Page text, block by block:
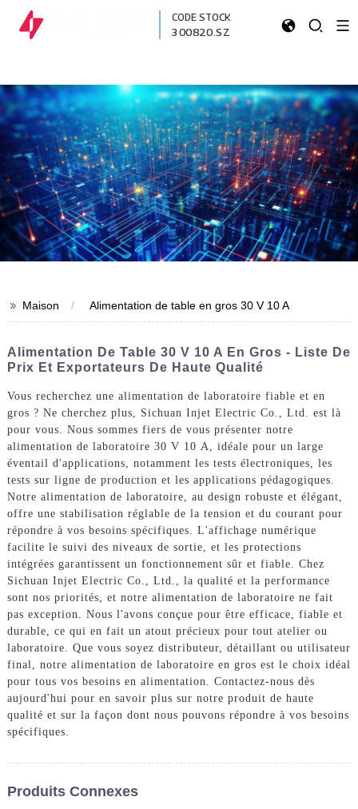
CODE STOCK
300820.SZ
>> Maison Alimentation de table en gros 30 V 10 A
Alimentation De Table 30 V 10 A En Gros - Liste De
Prix Et Exportateurs De Haute Qualité
Vous recherchez une alimentation de laboratoire fiable et en
gros ? Ne cherchez plus, Sichuan Injet Electric Co., Ltd. est là
pour vous. Nous sommes fiers de vous présenter notre
alimentation de laboratoire 30 V 10 A, idéale pour un large
éventail d'applications, notamment les tests électroniques, les
tests sur ligne de production et les applications pédagogiques.
Notre alimentation de laboratoire, au design robuste et élégant,
offre une stabilisation réglable de la tension et du courant pour
répondre à vos besoins spécifiques. L'affichage numérique
facilite le suivi des niveaux de sortie, et les protections
intégrées garantissent un fonctionnement sûr et fiable. Chez
Sichuan Injet Electric Co., Ltd., la qualité et la performance
sont nos priorités, et notre alimentation de laboratoire ne fait
pas exception. Nous l'avons conçue pour être efficace, fiable et
durable, ce qui en fait un atout précieux pour tout atelier ou
laboratoire. Que vous soyez distributeur, détaillant ou utilisateur
final, notre alimentation de laboratoire en gros est le choix idéal
pour tous vos besoins en alimentation. Contactez-nous dès
aujourd'hui pour en savoir plus sur notre produit de haute
qualité et sur la façon dont nous pouvons répondre à vos besoins
spécifiques.
Produits Connexes